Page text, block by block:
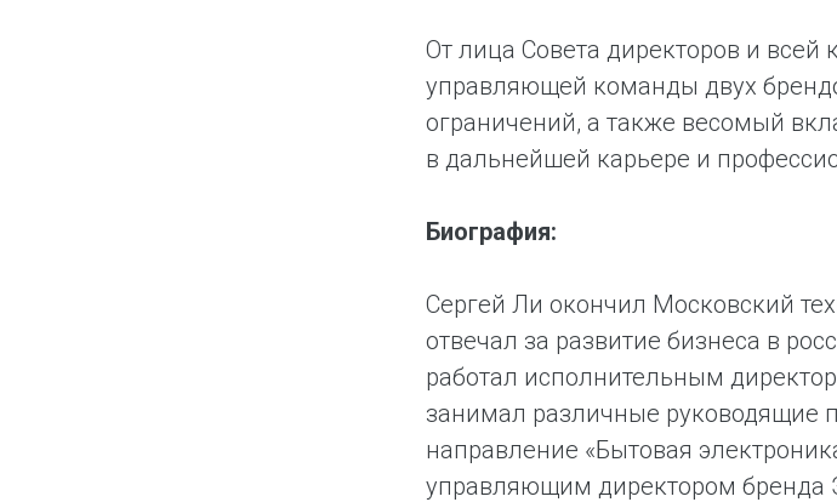
От лица Совета директоров и
управляющей команды двух
ограничений, а также весомый
в дальнейшей карьере и
Биография:
Сергей Ли окончил Московский
отвечал за развитие бизнеса в
работал исполнительным
занимал различные руководящие
направление «Бытовая
управляющим директором бренда